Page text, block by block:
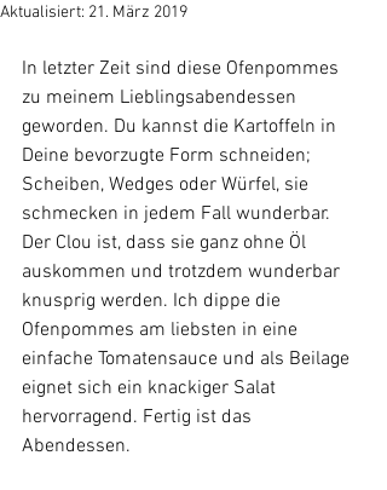
Aktualisiert: 21. März 2019
In letzter Zeit sind diese Ofenpommes
zu meinem Lieblingsabendessen
geworden. Du kannst die Kartoffeln in
Deine bevorzugte Form schneiden;
Scheiben, Wedges oder Würfel, sie
schmecken in jedem Fall wunderbar.
Der Clou ist, dass sie ganz ohne Öl
auskommen und trotzdem wunderbar
knusprig werden. Ich dippe die
Ofenpommes am liebsten in eine
einfache Tomatensauce und als Beilage
eignet sich ein knackiger Salat
hervorragend. Fertig ist das
Abendessen.